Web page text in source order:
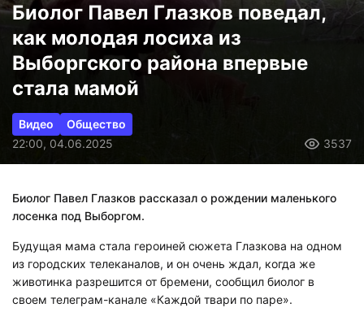
Биолог Павел Глазков поведал,
как молодая лосиха из
Выборгского района впервые
стала мамой
Видео
Общество
22:00, 04.06.2025
3537
Биолог Павел Глазков рассказал о рождении маленького
лосенка под Выборгом.
Будущая мама стала героиней сюжета Глазкова на одном
из городских телеканалов, и он очень ждал, когда же
животинка разрешится от бремени, сообщил биолог в
своем телеграм-канале «Каждой твари по паре».